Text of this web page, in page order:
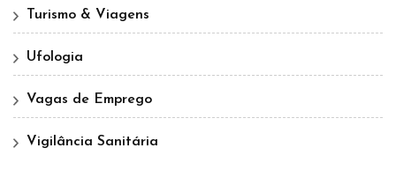
Turismo & Viagens
Ufologia
Vagas de Emprego
Vigilância Sanitária